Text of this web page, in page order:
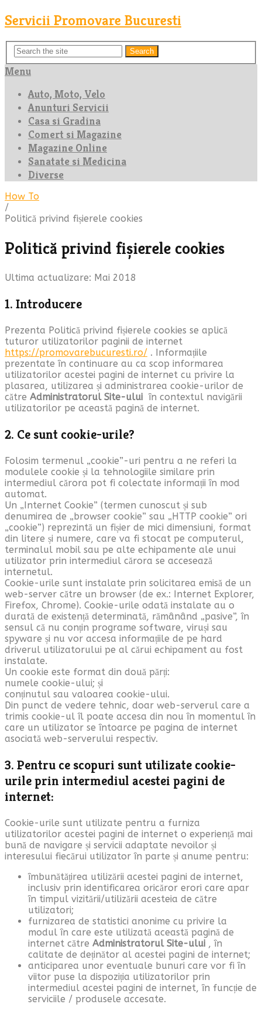
Servicii Promovare Bucuresti
Search
Menu
Auto, Moto, Velo
Anunturi Servicii
Casa si Gradina
Comert si Magazine
Magazine Online
Sanatate si Medicina
Diverse
How To
/
Politică privind fișierele cookies
Politică privind fișierele cookies
Ultima actualizare: Mai 2018
1. Introducere
Prezenta Politică privind fișierele cookies se aplică
tuturor utilizatorilor paginii de internet
https://promovarebucuresti.ro/ . Informațiile
prezentate în continuare au ca scop informarea
utilizatorilor acestei pagini de internet cu privire la
plasarea, utilizarea și administrarea cookie-urilor de
către Administratorul Site-ului în contextul navigării
utilizatorilor pe această pagină de internet.
2. Ce sunt cookie-urile?
Folosim termenul „cookie”-uri pentru a ne referi la
modulele cookie și la tehnologiile similare prin
intermediul cărora pot fi colectate informații în mod
automat.
Un „Internet Cookie” (termen cunoscut și sub
denumirea de „browser cookie” sau „HTTP cookie” ori
„cookie”) reprezintă un fișier de mici dimensiuni, format
din litere și numere, care va fi stocat pe computerul,
terminalul mobil sau pe alte echipamente ale unui
utilizator prin intermediul cărora se accesează
internetul.
Cookie-urile sunt instalate prin solicitarea emisă de un
web-server către un browser (de ex.: Internet Explorer,
Firefox, Chrome). Cookie-urile odată instalate au o
durată de existență determinată, rămânând „pasive”, în
sensul că nu conțin programe software, viruși sau
spyware și nu vor accesa informațiile de pe hard
driverul utilizatorului pe al cărui echipament au fost
instalate.
Un cookie este format din două părți:
numele cookie-ului; și
conținutul sau valoarea cookie-ului.
Din punct de vedere tehnic, doar web-serverul care a
trimis cookie-ul îl poate accesa din nou în momentul în
care un utilizator se întoarce pe pagina de internet
asociată web-serverului respectiv.
3. Pentru ce scopuri sunt utilizate cookie-
urile prin intermediul acestei pagini de
internet:
Cookie-urile sunt utilizate pentru a furniza
utilizatorilor acestei pagini de internet o experiență mai
bună de navigare și servicii adaptate nevoilor și
interesului fiecărui utilizator în parte și anume pentru:
îmbunătățirea utilizării acestei pagini de internet,
inclusiv prin identificarea oricăror erori care apar
în timpul vizitării/utilizării acesteia de către
utilizatori;
furnizarea de statistici anonime cu privire la
modul în care este utilizată această pagină de
internet către Administratorul Site-ului , în
calitate de deținător al acestei pagini de internet;
anticiparea unor eventuale bunuri care vor fi în
viitor puse la dispoziția utilizatorilor prin
intermediul acestei pagini de internet, în funcție de
serviciile / produsele accesate.